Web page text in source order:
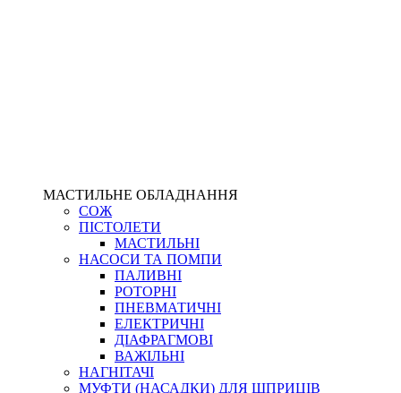
МАСТИЛЬНЕ ОБЛАДНАННЯ
СОЖ
ПІСТОЛЕТИ
МАСТИЛЬНІ
НАСОСИ ТА ПОМПИ
ПАЛИВНІ
РОТОРНІ
ПНЕВМАТИЧНІ
ЕЛЕКТРИЧНІ
ДІАФРАГМОВІ
ВАЖІЛЬНІ
НАГНІТАЧІ
МУФТИ (НАСАДКИ) ДЛЯ ШПРИЦІВ